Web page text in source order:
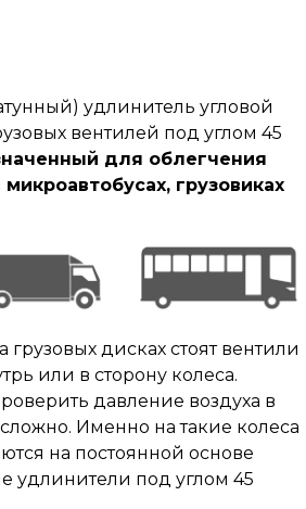
удлинитель угловой
вентилей под углом 45
для облегчения
грузовиках
грузовых дисках стоят вентили
или в сторону колеса.
давление воздуха в
сложно. Именно на такие колеса
на постоянной основе
удлинители под углом 45